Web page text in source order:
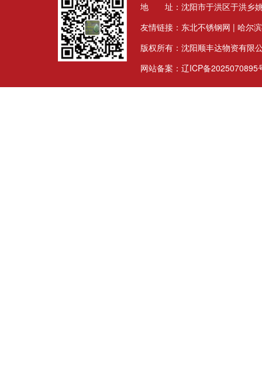
地 址：沈阳市于洪区于洪乡姚
友情链接： 东北不锈钢网 | 哈尔
版权所有：沈阳顺丰达物资有
网站备案： 辽ICP备2025070895